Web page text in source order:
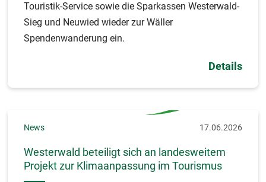
Touristik-Service sowie die Sparkassen Westerwald-
Sieg und Neuwied wieder zur Wäller
Spendenwanderung ein.
Details
News 17.06.2026
Westerwald beteiligt sich an landesweitem
Projekt zur Klimaanpassung im Tourismus